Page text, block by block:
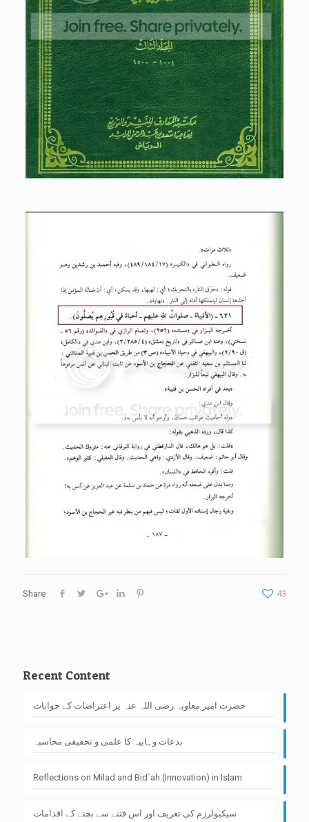
Share 43
Recent Content
حضرت امیر معاویہ رضی اللہ عنہ پر اعتراضات کے جوابات
بدعات وہابیہ کا علمی و تحقیقی محاسبہ
Reflections on Milad and Bid`ah (Innovation) in Islam
سیکیولرزم کی تعریف اور اس فتنے سے بچنے کے اقدامات